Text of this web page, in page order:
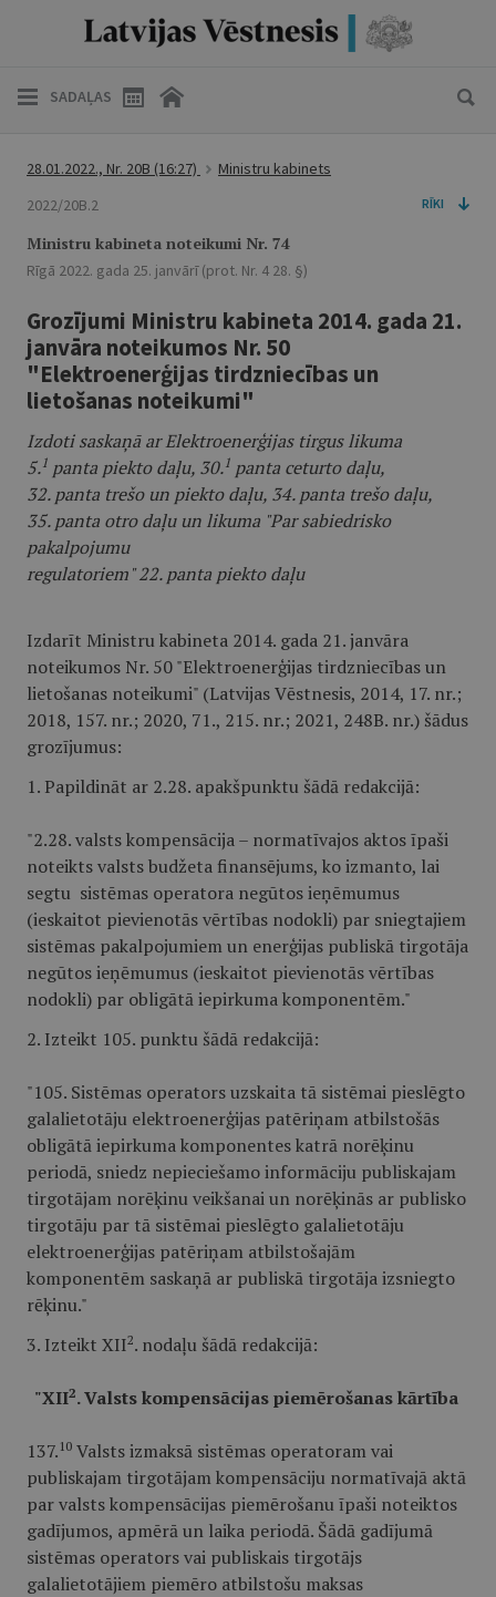
SADAĻAS
28.01.2022., Nr. 20B (16:27)
Ministru kabinets
2022/20B.2
RĪKI
Ministru kabineta noteikumi Nr. 74
Rīgā 2022. gada 25. janvārī (prot. Nr. 4 28. §)
Grozījumi Ministru kabineta 2014. gada 21.
janvāra noteikumos Nr. 50
"Elektroenerģijas tirdzniecības un
lietošanas noteikumi"
Izdoti saskaņā ar Elektroenerģijas tirgus likuma
5. 1 panta piekto daļu, 30. 1 panta ceturto daļu,
32. panta trešo un piekto daļu, 34. panta trešo daļu,
35. panta otro daļu un likuma "Par sabiedrisko
pakalpojumu
regulatoriem" 22. panta piekto daļu
Izdarīt Ministru kabineta 2014. gada 21. janvāra
noteikumos Nr. 50 "Elektroenerģijas tirdzniecības un
lietošanas noteikumi" (Latvijas Vēstnesis, 2014, 17. nr.;
2018, 157. nr.; 2020, 71., 215. nr.; 2021, 248B. nr.) šādus
grozījumus:
1. Papildināt ar 2.28. apakšpunktu šādā redakcijā:
"2.28. valsts kompensācija – normatīvajos aktos īpaši
noteikts valsts budžeta finansējums, ko izmanto, lai
segtu sistēmas operatora negūtos ieņēmumus
(ieskaitot pievienotās vērtības nodokli) par sniegtajiem
sistēmas pakalpojumiem un enerģijas publiskā tirgotāja
negūtos ieņēmumus (ieskaitot pievienotās vērtības
nodokli) par obligātā iepirkuma komponentēm."
2. Izteikt 105. punktu šādā redakcijā:
"105. Sistēmas operators uzskaita tā sistēmai pieslēgto
galalietotāju elektroenerģijas patēriņam atbilstošās
obligātā iepirkuma komponentes katrā norēķinu
periodā, sniedz nepieciešamo informāciju publiskajam
tirgotājam norēķinu veikšanai un norēķinās ar publisko
tirgotāju par tā sistēmai pieslēgto galalietotāju
elektroenerģijas patēriņam atbilstošajām
komponentēm saskaņā ar publiskā tirgotāja izsniegto
rēķinu."
3. Izteikt XII2. nodaļu šādā redakcijā:
"XII2. Valsts kompensācijas piemērošanas kārtība
137. 10 Valsts izmaksā sistēmas operatoram vai
publiskajam tirgotājam kompensāciju normatīvajā aktā
par valsts kompensācijas piemērošanu īpaši noteiktos
gadījumos, apmērā un laika periodā. Šādā gadījumā
sistēmas operators vai publiskais tirgotājs
galalietotājiem piemēro atbilstošu maksas